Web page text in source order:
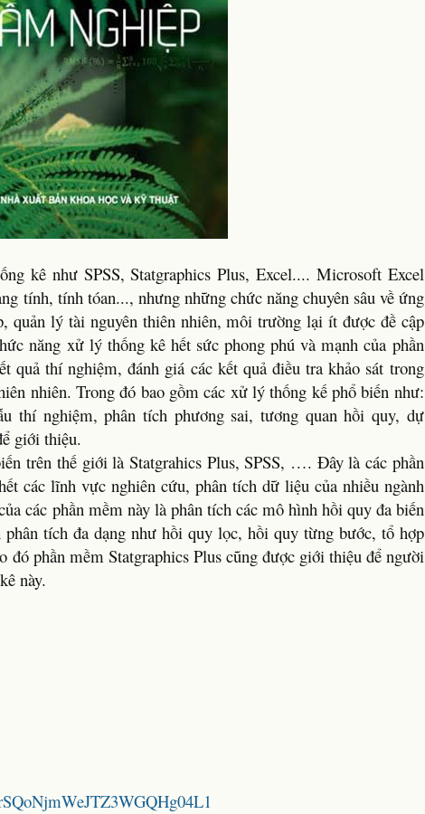
kê như SPSS, Statgraphics Plus, Excel.... Microsoft Excel
tính, tính tóan..., nhưng những chức năng chuyên sâu về ứng
quản lý tài nguyên thiên nhiên, môi trường lại ít được đề cập
năng xử lý thống kê hết sức phong phú và mạnh của phần
quả thí nghiệm, đánh giá các kết quả điều tra khảo sát trong
nhiên. Trong đó bao gồm các xử lý thống kế phổ biến như:
thí nghiệm, phân tích phương sai, tương quan hồi quy, dự
giới thiệu.
trên thế giới là Statgrahics Plus, SPSS, …. Đây là các phần
các lĩnh vực nghiên cứu, phân tích dữ liệu của nhiều ngành
các phần mềm này là phân tích các mô hình hồi quy đa biến
tích đa dạng như hồi quy lọc, hồi quy từng bước, tổ hợp
phần mềm Statgraphics Plus cũng được giới thiệu để người
này.